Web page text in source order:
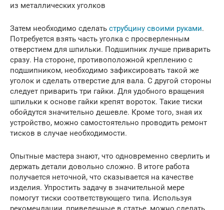
из металлических уголков
Затем необходимо сделать струбцину своими руками.
Потребуется взять часть уголка с просверленным
отверстием для шпильки. Подшипник лучше приварить
сразу. На стороне, противоположной креплению с
подшипником, необходимо зафиксировать такой же
уголок и сделать отверстие для вала. С другой стороны
следует приварить три гайки. Для удобного вращения
шпильки к основе гайки крепят вороток. Такие тиски
обойдутся значительно дешевле. Кроме того, зная их
устройство, можно самостоятельно проводить ремонт
тисков в случае необходимости.
Опытные мастера знают, что одновременно сверлить и
держать детали довольно сложно. В итоге работа
получается неточной, что сказывается на качестве
изделия. Упростить задачу в значительной мере
помогут тиски соответствующего типа. Используя